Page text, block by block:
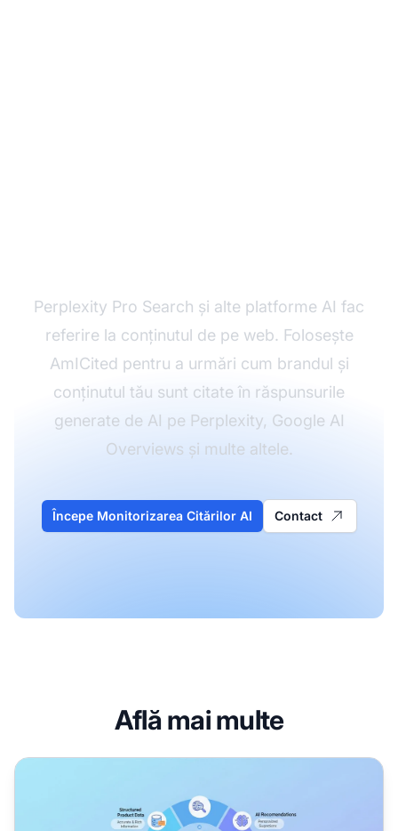
Perplexity Pro Search și alte platforme AI fac
referire la conținutul de pe web. Folosește
AmICited pentru a urmări cum brandul și
conținutul tău sunt citate în răspunsurile
generate de AI pe Perplexity, Google AI
Overviews și multe altele.
Începe Monitorizarea Citărilor AI Contact
Află mai multe
Cum funcționează Perplexity Shopping: Optimizare